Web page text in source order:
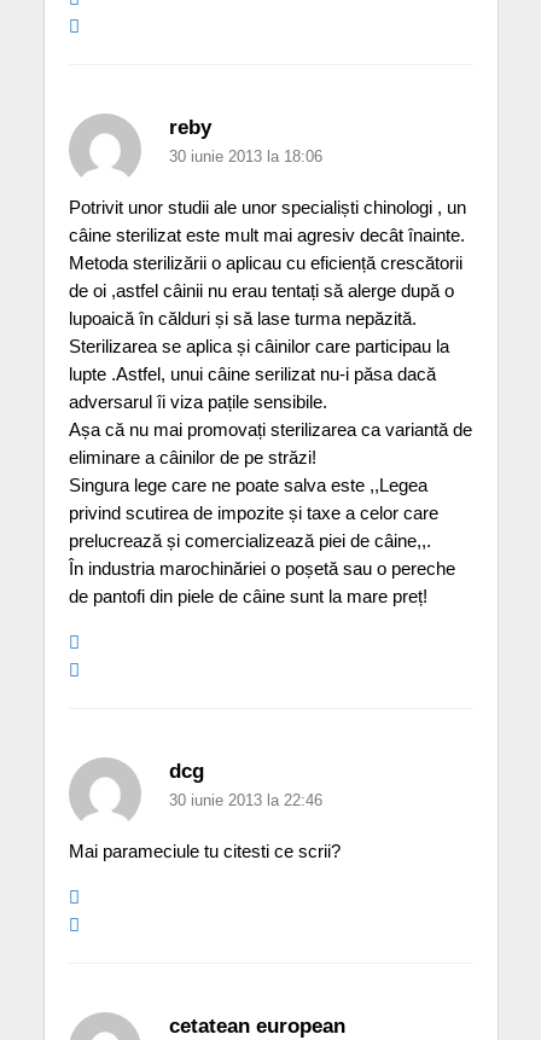
reby
30 iunie 2013 la 18:06
Potrivit unor studii ale unor specialiști chinologi , un
câine sterilizat este mult mai agresiv decât înainte.
Metoda sterilizării o aplicau cu eficiență crescătorii
de oi ,astfel câinii nu erau tentați să alerge după o
lupoaică în călduri și să lase turma nepăzită.
Sterilizarea se aplica și câinilor care participau la
lupte .Astfel, unui câine serilizat nu-i păsa dacă
adversarul îi viza pațile sensibile.
Așa că nu mai promovați sterilizarea ca variantă de
eliminare a câinilor de pe străzi!
Singura lege care ne poate salva este ,,Legea
privind scutirea de impozite și taxe a celor care
prelucrează și comercializează piei de câine,,.
În industria marochinăriei o poșetă sau o pereche
de pantofi din piele de câine sunt la mare preț!
dcg
30 iunie 2013 la 22:46
Mai parameciule tu citesti ce scrii?
cetatean european